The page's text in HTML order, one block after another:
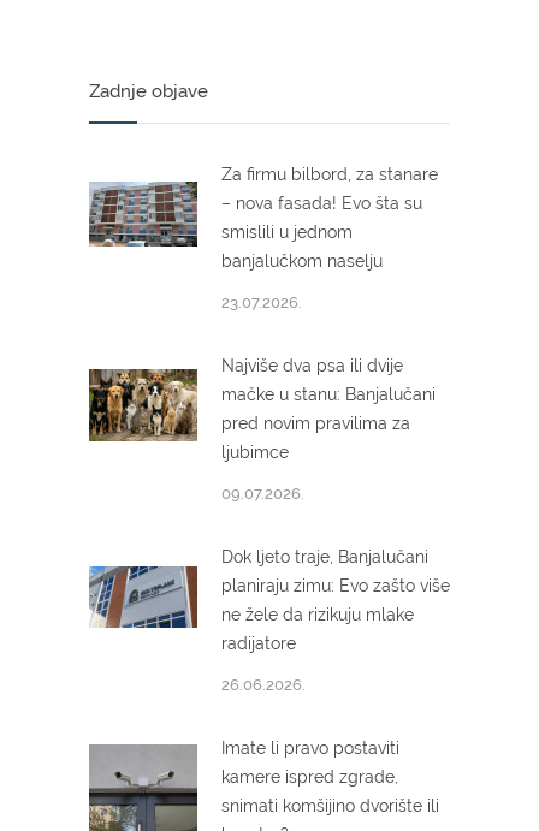
Zadnje objave
Za firmu bilbord, za stanare
– nova fasada! Evo šta su
smislili u jednom
banjalučkom naselju
23.07.2026.
Najviše dva psa ili dvije
mačke u stanu: Banjalučani
pred novim pravilima za
ljubimce
09.07.2026.
Dok ljeto traje, Banjalučani
planiraju zimu: Evo zašto više
ne žele da rizikuju mlake
radijatore
26.06.2026.
Imate li pravo postaviti
kamere ispred zgrade,
snimati komšijino dvorište ili